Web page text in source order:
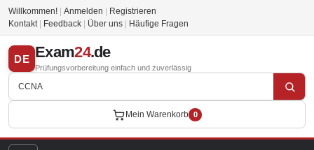
Willkommen! Anmelden
Registrieren
Kontakt
Feedback Über uns Häufige Fragen
DE Exam24.de
Prüfungsvorbereitung einfach und zuverlässig
Mein Warenkorb 0